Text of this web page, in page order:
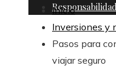
Inicio
Inversiones y
Pasos para
viajar seguro